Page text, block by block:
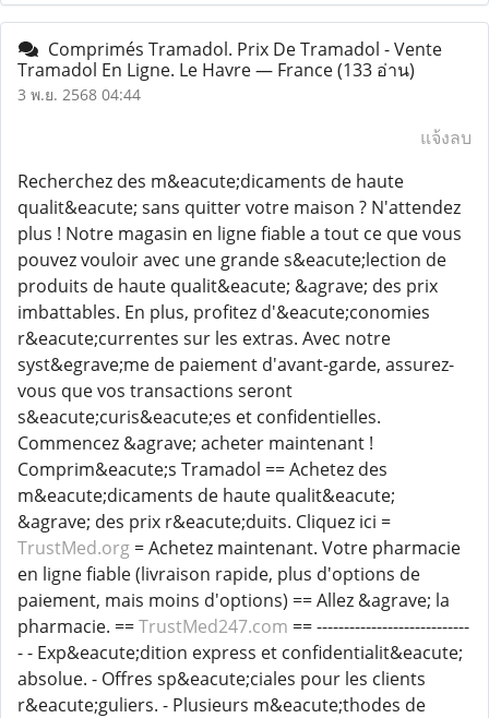
Comprimés Tramadol. Prix De Tramadol - Vente
Tramadol En Ligne. Le Havre — France(133 อ่าน)
3 พ.ย. 2568 04:44
แจ้งลบ
Recherchez des m&eacute;dicaments de haute
qualit&eacute; sans quitter votre maison ? N'attendez
plus ! Notre magasin en ligne fiable a tout ce que vous
pouvez vouloir avec une grande s&eacute;lection de
produits de haute qualit&eacute; &agrave; des prix
imbattables. En plus, profitez d'&eacute;conomies
r&eacute;currentes sur les extras. Avec notre
syst&egrave;me de paiement d'avant-garde, assurez-
vous que vos transactions seront
s&eacute;curis&eacute;es et confidentielles.
Commencez &agrave; acheter maintenant !
Comprim&eacute;s Tramadol == Achetez des
m&eacute;dicaments de haute qualit&eacute;
&agrave; des prix r&eacute;duits. Cliquez ici =
TrustMed.org = Achetez maintenant. Votre pharmacie
en ligne fiable (livraison rapide, plus d'options de
paiement, mais moins d'options) == Allez &agrave; la
pharmacie. ==TrustMed247.com == ----------------------------
- - Exp&eacute;dition express et confidentialit&eacute;
absolue. - Offres sp&eacute;ciales pour les clients
r&eacute;guliers. - Plusieurs m&eacute;thodes de